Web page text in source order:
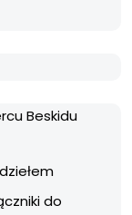
Beskidu
do